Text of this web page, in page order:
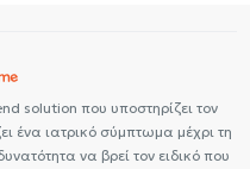
solution που υποστηρίζει τον
ένα ιατρικό σύμπτωμα μέχρι τη
να βρεί τον ειδικό που